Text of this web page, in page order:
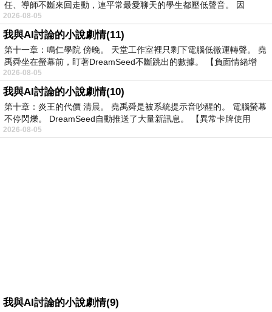
任、導師不斷來回走動，連平常最愛聊天的學生都壓低聲音。 因
2026-08-05
我與AI討論的小說劇情(11)
第十一章：鳴仁學院 傍晚。 天堂工作室裡只剩下電腦低微運轉聲。 堯
禹舜坐在螢幕前，盯著DreamSeed不斷跳出的數據。 【負面情緒增
2026-08-05
我與AI討論的小說劇情(10)
第十章：炎王的代價 清晨。 堯禹舜是被系統提示音吵醒的。 電腦螢幕
不停閃爍。 DreamSeed自動推送了大量新訊息。 【異常卡牌使用
2026-08-05
我與AI討論的小說劇情(9)